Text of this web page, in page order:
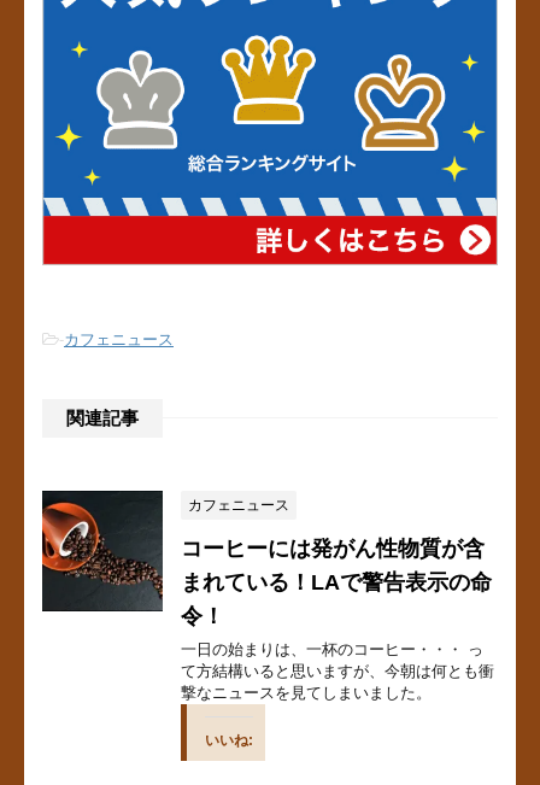
-カフェニュース
関連記事
カフェニュース
コーヒーには発がん性物質が含
まれている！LAで警告表示の命
令！
一日の始まりは、一杯のコーヒー・・・ っ
て方結構いると思いますが、今朝は何とも衝
撃なニュースを見てしまいました。
いいね: